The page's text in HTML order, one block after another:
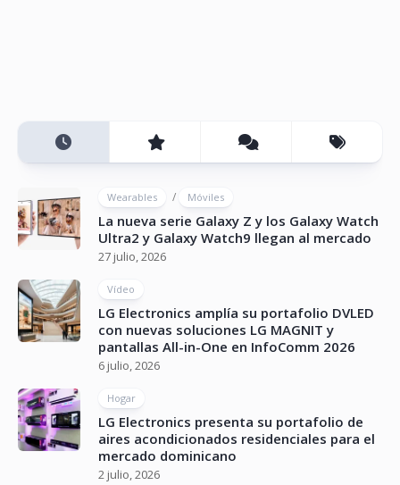
Wearables / Móviles
La nueva serie Galaxy Z y los Galaxy Watch
Ultra2 y Galaxy Watch9 llegan al mercado
27 julio, 2026
Vídeo
LG Electronics amplía su portafolio DVLED
con nuevas soluciones LG MAGNIT y
pantallas All-in-One en InfoComm 2026
6 julio, 2026
Hogar
LG Electronics presenta su portafolio de
aires acondicionados residenciales para el
mercado dominicano
2 julio, 2026